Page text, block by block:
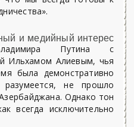
и медийный интерес
Путина с
Ильхамом Алиевым, чья
была демонстративно
не прошло
Однако тон
всегда исключительно